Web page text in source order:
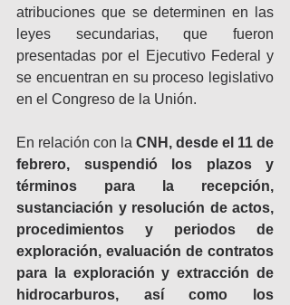
atribuciones que se determinen en las
leyes secundarias, que fueron
presentadas por el Ejecutivo Federal y
se encuentran en su proceso legislativo
en el Congreso de la Unión.
En relación con la CNH, desde el 11 de
febrero, suspendió los plazos y
términos para la recepción,
sustanciación y resolución de actos,
procedimientos y periodos de
exploración, evaluación de contratos
para la exploración y extracción de
hidrocarburos, así como los